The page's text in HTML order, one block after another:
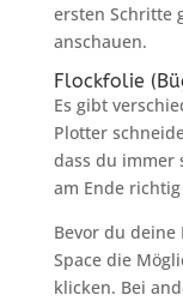
ersten Schritte
anschauen.
Flockfolie
Es gibt
Plotter
dass du immer
am Ende
Bevor du deine
Space die
klicken. Bei